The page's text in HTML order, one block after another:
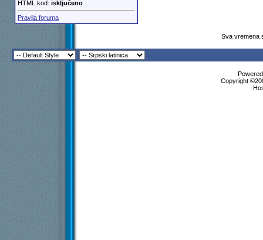
HTML kod: isključeno
Pravila foruma
Sva vremena
Copyright